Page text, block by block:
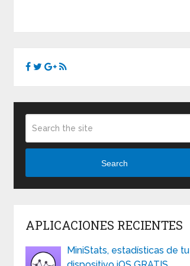
Search
APLICACIONES RECIENTES
MiniStats, estadísticas de tu